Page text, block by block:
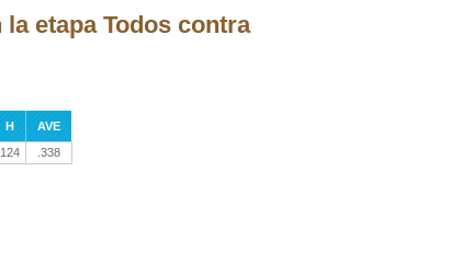
etapa Todos contra
H
AVE
124 .338